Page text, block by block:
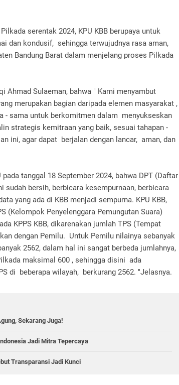
serentak 2024, KPU KBB berupaya untuk
dan kondusif, sehingga terwujudnya rasa aman,
Bandung Barat dalam menjelang proses Pilkada
Ahmad Sulaeman, bahwa " Kami menyambut
merupakan bagian daripada elemen masyarakat ,
- sama untuk berkomitmen dalam menyukseskan
strategis kemitraan yang baik, sesuai tahapan -
ini, agar dapat berjalan dengan lancar, aman, dan
tanggal 18 September 2024, bahwa DPT (Daftar
sudah bersih, berbicara kesempurnaan, berbicara
yang ada di KBB menjadi sempurna. KPU KBB,
(Kelompok Penyelenggara Pemungutan Suara)
KPPS KBB, dikarenakan jumlah TPS (Tempat
dengan Pemilu. Untuk Pemilu nilainya sebanyak
2562, dalam hal ini sangat berbeda jumlahnya,
maksimal 600 , sehingga disini ada
di beberapa wilayah, berkurang 2562. "Jelasnya.
Sekarang Juga!
Jadi Mitra Tepercaya
Transparansi Jadi Kunci